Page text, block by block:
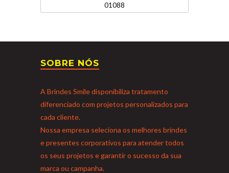
01088
SOBRE NÓS
A Brindes Smile disponibiliza tratamento
diferenciado com projetos personalizados para
cada cliente.
Nossa empresa seleciona os melhores brindes
e presentes corporativos para atender todos
os seus projetos e garantir o sucesso da sua
marca ou campanha.